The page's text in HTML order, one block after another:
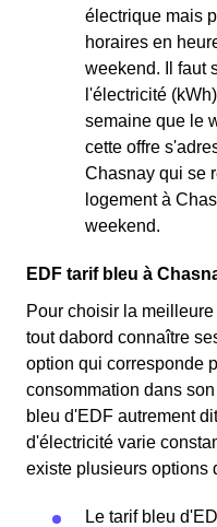
électrique mais
horaires en
weekend. Il faut
l'électricité
semaine que le
cette offre
Chasnay qui se
logement à
weekend.
EDF tarif bleu à
Pour choisir la
tout dabord connaître
option qui corresponde
consommation dans
bleu d'EDF autrement
d'électricité varie
existe plusieurs options
Le tarif bleu